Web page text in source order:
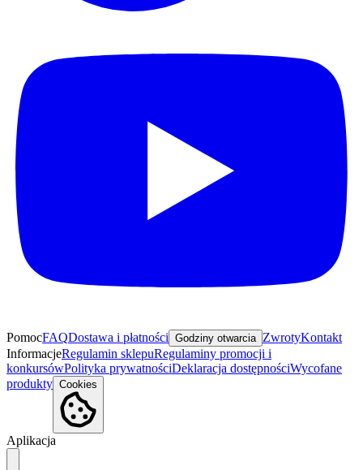
PomocFAQDostawa i płatności Godziny otwarcia ZwrotyKontakt
InformacjeRegulamin sklepuRegulaminy promocji i
konkursówPolityka prywatnościDeklaracja dostępnościWycofane
produkty Cookies
Aplikacja